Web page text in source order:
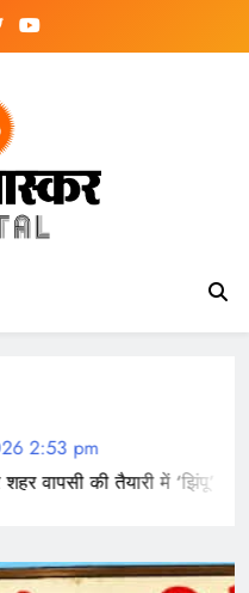
2:53 pm
की तैयारी में ‘झिंपू’